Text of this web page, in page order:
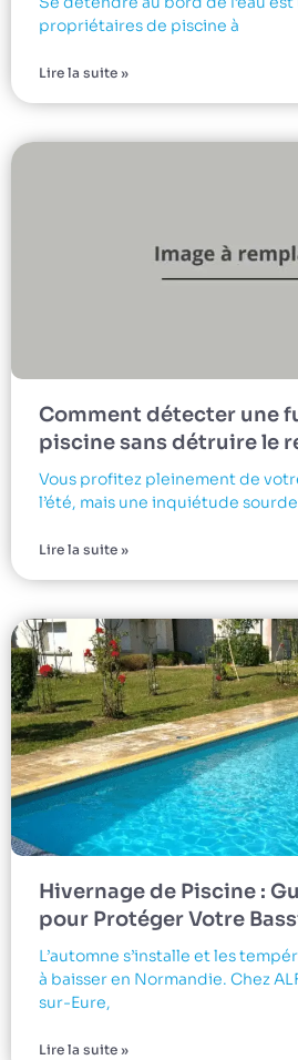
propriétaires de piscine à
Lire la suite »
Comment détecter une
piscine sans détruire le
Vous profitez pleinement de
l’été, mais une inquiétude
Lire la suite »
Hivernage de Piscine :
pour Protéger Votre
L’automne s’installe et les
à baisser en Normandie. Chez
sur-Eure,
Lire la suite »